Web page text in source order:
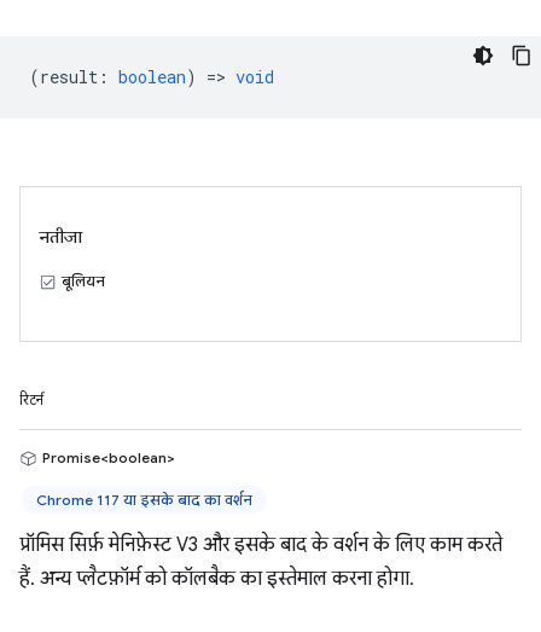
(result : boolean) => void
नतीजा
बूलियन
रिटर्न
Promise<boolean>
Chrome 117 या इसके बाद का वर्शन
प्रॉमिस सिर्फ़ मेनिफ़ेस्ट V3 और इसके बाद के वर्शन के लिए काम करते
हैं. अन्य प्लैटफ़ॉर्म को कॉलबैक का इस्तेमाल करना होगा.